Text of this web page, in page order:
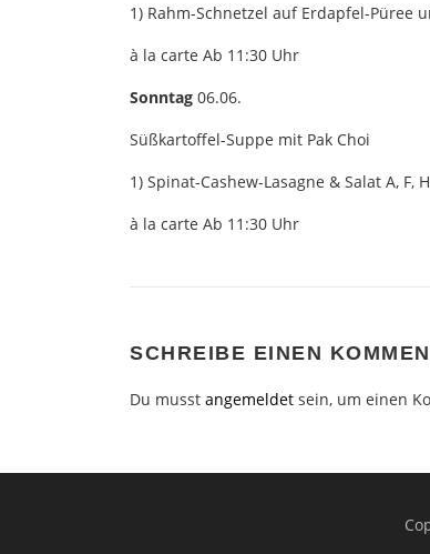
1) Rahm-Schnetzel auf Erdapfel-Püree
à la carte Ab 11:30 Uhr
Sonntag 06.06.
Süßkartoffel-Suppe mit Pak Choi
1) Spinat-Cashew-Lasagne & Salat A, F,
à la carte Ab 11:30 Uhr
SCHREIBE EINEN
Du musst angemeldet sein, um einen